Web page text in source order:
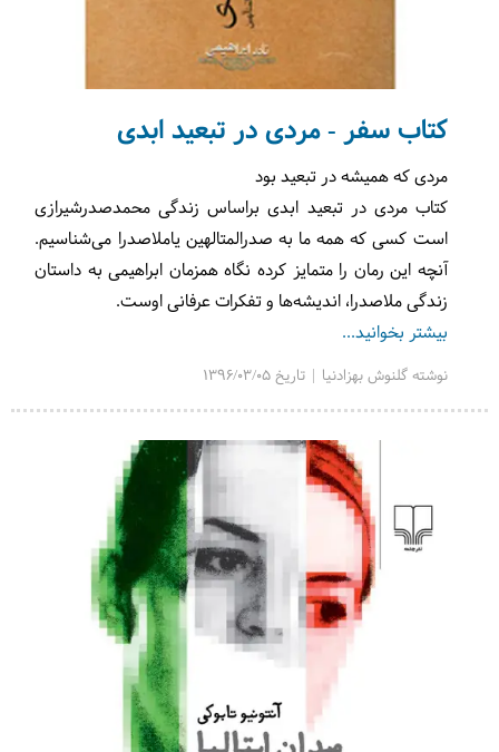
کتاب سفر - مردی در تبعید ابدی
مردی که همیشه در تبعید بود
کتاب مردی در تبعید ابدی براساس زندگی محمدصدرشیرازی
است کسی که همه ما به صدرالمتالهین یاملاصدرا می‌شناسیم.
آنچه این رمان را متمایز کرده نگاه همزمان ابراهیمی به داستان
زندگی ملاصدرا، اندیشه‌ها و تفکرات عرفانی اوست.
بیشتر بخوانید...
نوشته گلنوش بهزادنیا | تاریخ 1396/03/05